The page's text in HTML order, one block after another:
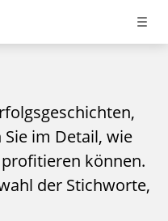
im Detail, wie
können.
der Stichworte,